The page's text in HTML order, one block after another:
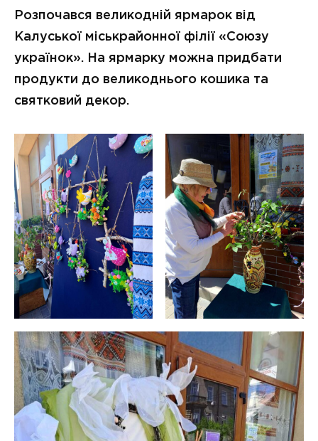
Розпочався великодній ярмарок від
Калуської міськрайонної філії «Союзу
українок». На ярмарку можна придбати
продукти до великоднього кошика та
святковий декор.